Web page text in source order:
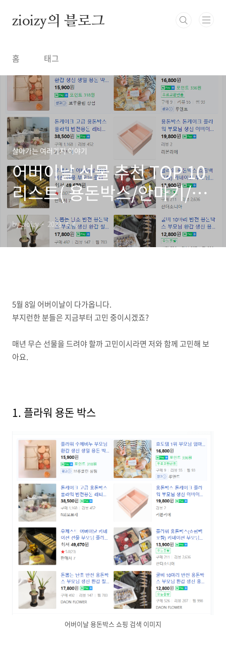
zioizy의 블로그
홈 태그
살아가는 여러가지 이야기
어버이날 선물 추천 TOP 10
리스트( 용돈박스/안마기/영
양제/ 홍삼/ 어버이노트 등)
by zioizy 2023. 4. 4.
5월 8일 어버이날이 다가옵니다.
부지런한 분들은 지금부터 고민 중이시겠죠?
매년 무슨 선물을 드려야 할까 고민이시라면 저와 함께 고민해 보
아요.
1. 플라워 용돈 박스
어버이날 용돈박스 쇼핑 검색 이미지